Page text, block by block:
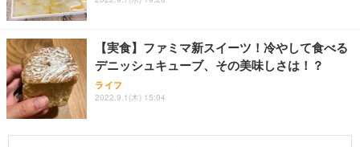
【実食】ファミマ新スイーツ！冷やして食べる
デニッシュキューブ、その美味しさは！？
ライフ
2022.9.1(木) 15:04